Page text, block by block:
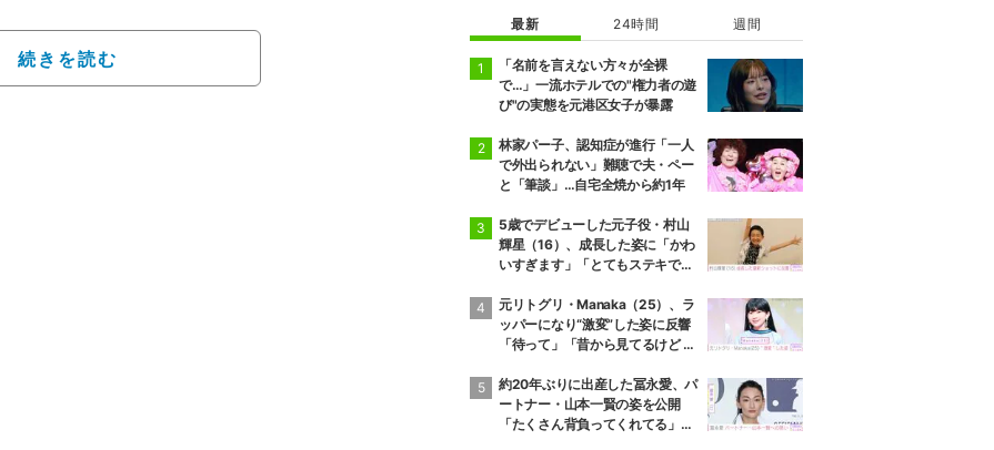
が悪い」「世の中の気
変」と語ったものの、
続きを読む
最新 24時間 週間
「名前を言えない方々が全裸
で…」一流ホテルでの"権力者の遊
び"の実態を元港区女子が暴露
林家パー子、認知症が進行「一人
で外出られない」難聴で夫・ペー
と「筆談」…自宅全焼から約1年
5歳でデビューした元子役・村山
輝星（16）、成長した姿に「かわ
いすぎます」「とてもステキで
元リトグリ・Manaka（25）、ラ
ッパーになり“激変”した姿に反響
「待って」「昔から見てるけど 最
約20年ぶりに出産した冨永愛、パ
ートナー・山本一賢の姿を公開
「たくさん背負ってくれてる」感